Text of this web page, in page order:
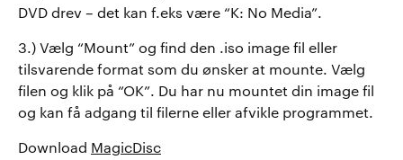
DVD drev – det kan f.eks være “K: No Media”.
3.) Vælg “Mount” og find den .iso image fil eller
tilsvarende format som du ønsker at mounte. Vælg
filen og klik på “OK”. Du har nu mountet din image fil
og kan få adgang til filerne eller afvikle programmet.
Download MagicDisc